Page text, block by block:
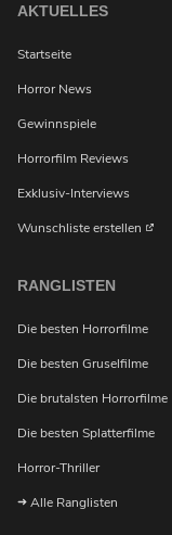
AKTUELLES
Startseite
Horror News
Gewinnspiele
Horrorfilm Reviews
Exklusiv-Interviews
Wunschliste erstellen
RANGLISTEN
Die besten Horrorfilme
Die besten Gruselfilme
Die brutalsten Horrorfilme
Die besten Splatterfilme
Horror-Thriller
Alle Ranglisten
Möchtest du